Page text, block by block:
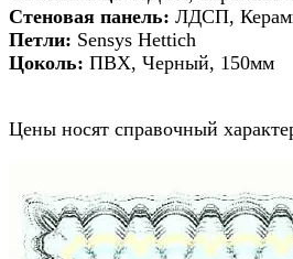
Стеновая панель: ЛДСП,
Петли: Sensys Hettich
Цоколь: ПВХ, Черный, 150мм
Цены носят справочный